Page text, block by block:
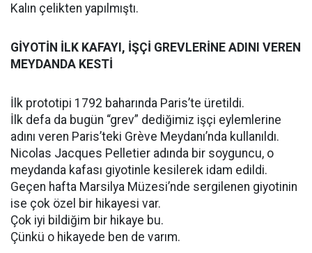
Kalın çelikten yapılmıştı.
GİYOTİN İLK KAFAYI, İŞÇİ GREVLERİNE ADINI VEREN
MEYDANDA KESTİ
İlk prototipi 1792 baharında Paris’te üretildi.
İlk defa da bugün “grev” dediğimiz işçi eylemlerine
adını veren Paris’teki Grève Meydanı’nda kullanıldı.
Nicolas Jacques Pelletier adında bir soyguncu, o
meydanda kafası giyotinle kesilerek idam edildi.
Geçen hafta Marsilya Müzesi’nde sergilenen giyotinin
ise çok özel bir hikayesi var.
Çok iyi bildiğim bir hikaye bu.
Çünkü o hikayede ben de varım.